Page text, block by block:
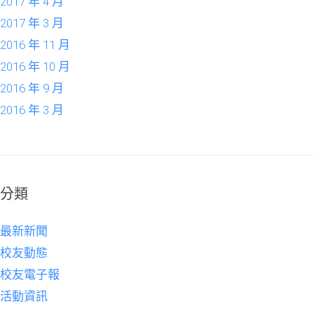
2017 年 3 月
2016 年 11 月
2016 年 10 月
2016 年 9 月
2016 年 3 月
分類
最新新聞
校友動態
校友電子報
活動資訊